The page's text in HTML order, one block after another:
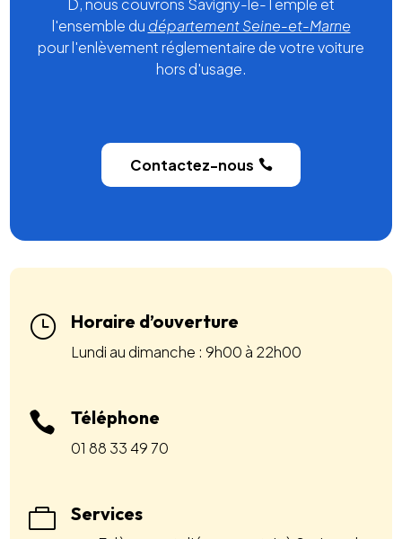
l'ensemble du département Seine-et-Marne
pour l'enlèvement réglementaire de votre voiture
hors d'usage.
Contactez-nous
} Horaire d’ouverture
Lundi au dimanche : 9h00 à 22h00
 Téléphone
01 88 33 49 70
 Services